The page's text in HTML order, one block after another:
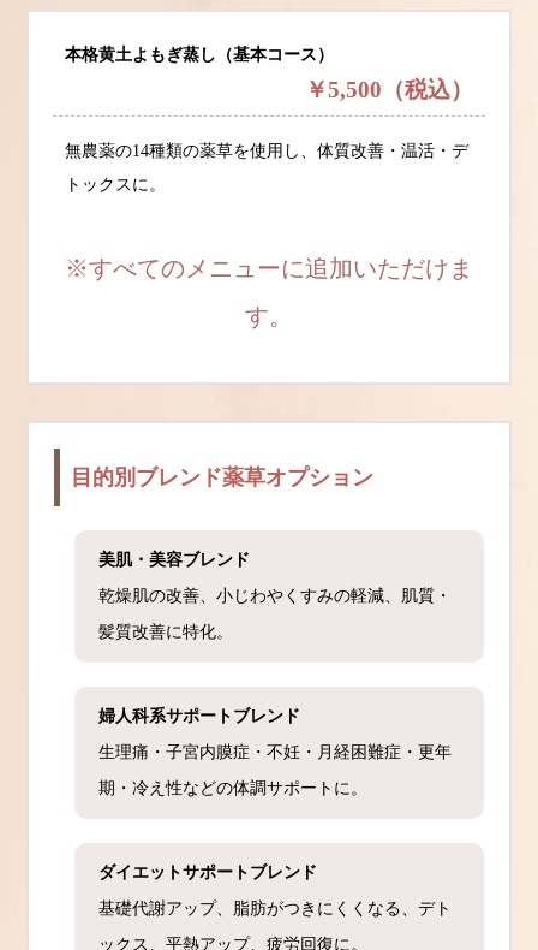
本格黄土よもぎ蒸し（基本コース）
￥5,500（税込）
無農薬の14種類の薬草を使用し、体質改善・温活・デ
トックスに。
※すべてのメニューに追加いただけま
す。
目的別ブレンド薬草オプション
美肌・美容ブレンド
乾燥肌の改善、小じわやくすみの軽減、肌質・
髪質改善に特化。
婦人科系サポートブレンド
生理痛・子宮内膜症・不妊・月経困難症・更年
期・冷え性などの体調サポートに。
ダイエットサポートブレンド
基礎代謝アップ、脂肪がつきにくくなる、デト
ックス、平熱アップ、疲労回復に。